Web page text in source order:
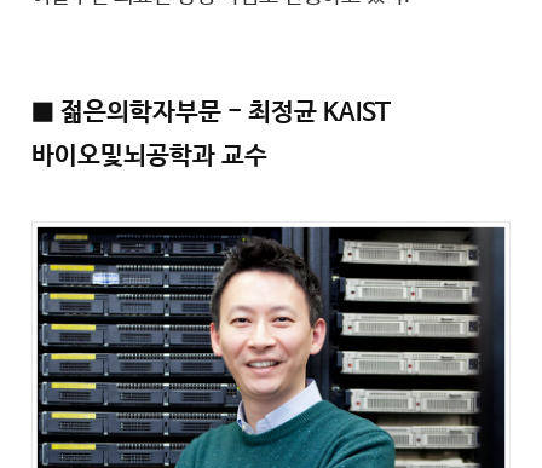
■ 젊은의학자부문 - 최정균 KAIST
바이오및뇌공학과 교수